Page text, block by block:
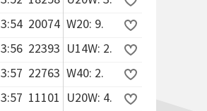
3:54 20074 W20: 9.
3:56 22393 U14W: 2.
3:57 22763 W40: 2.
3:57 11101 U20W: 4.